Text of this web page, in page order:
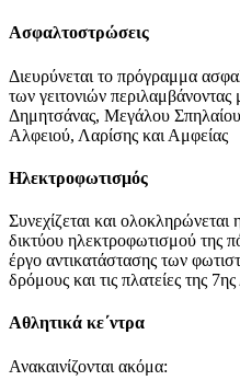
Ασφαλτοστρώσεις
Διευρύνεται το πρόγραμμα
των γειτονιών
Δημητσάνας, Μεγάλου
Αλφειού, Λαρίσης και Αμφείας
Ηλεκτροφωτισμός
Συνεχίζεται και
δικτύου ηλεκτροφωτισμού της
έργο αντικατάστασης των
δρόμους και τις πλατείες της
Αθλητικά κε΄ντρα
Ανακαινίζονται ακόμα: